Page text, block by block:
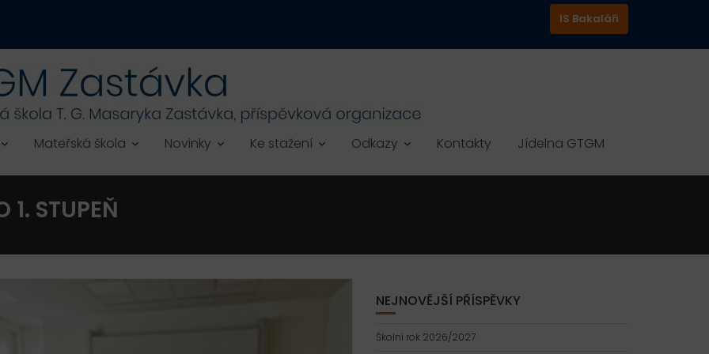
IS Bakaláři
Mateřská škola Novinky Ke stažení Odkazy Kontakty Jídelna GTGM
1. STUPEŇ
NEJNOVĚJŠÍ PŘÍSPĚVKY
Školní rok 2026/2027